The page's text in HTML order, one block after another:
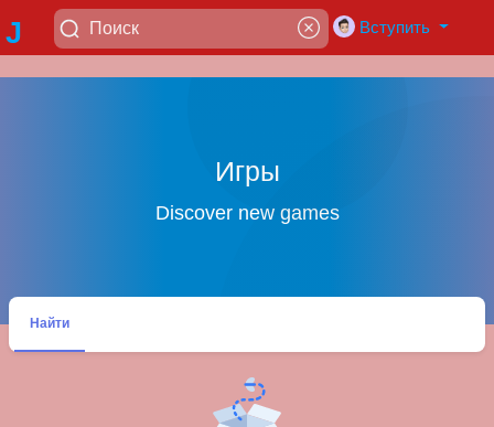
J
y
Вступить
Игры
Discover new games
Найти